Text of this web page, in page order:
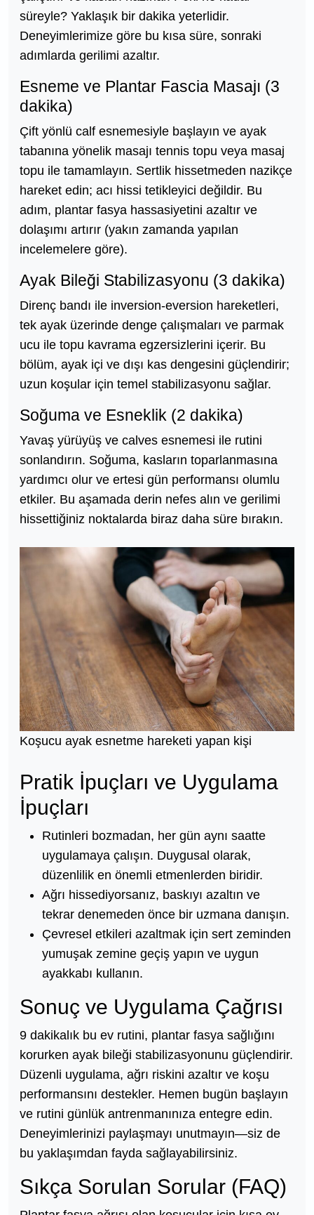
süreyle? Yaklaşık bir dakika yeterlidir.
Deneyimlerimize göre bu kısa süre, sonraki
adımlarda gerilimi azaltır.
Esneme ve Plantar Fascia Masajı (3
dakika)
Çift yönlü calf esnemesiyle başlayın ve ayak
tabanına yönelik masajı tennis topu veya masaj
topu ile tamamlayın. Sertlik hissetmeden nazikçe
hareket edin; acı hissi tetikleyici değildir. Bu
adım, plantar fasya hassasiyetini azaltır ve
dolaşımı artırır (yakın zamanda yapılan
incelemelere göre).
Ayak Bileği Stabilizasyonu (3 dakika)
Direnç bandı ile inversion-eversion hareketleri,
tek ayak üzerinde denge çalışmaları ve parmak
ucu ile topu kavrama egzersizlerini içerir. Bu
bölüm, ayak içi ve dışı kas dengesini güçlendirir;
uzun koşular için temel stabilizasyonu sağlar.
Soğuma ve Esneklik (2 dakika)
Yavaş yürüyüş ve calves esnemesi ile rutini
sonlandırın. Soğuma, kasların toparlanmasına
yardımcı olur ve ertesi gün performansı olumlu
etkiler. Bu aşamada derin nefes alın ve gerilimi
hissettiğiniz noktalarda biraz daha süre bırakın.
Koşucu ayak esnetme hareketi yapan kişi
Pratik İpuçları ve Uygulama
İpuçları
Rutinleri bozmadan, her gün aynı saatte
uygulamaya çalışın. Duygusal olarak,
düzenlilik en önemli etmenlerden biridir.
Ağrı hissediyorsanız, baskıyı azaltın ve
tekrar denemeden önce bir uzmana danışın.
Çevresel etkileri azaltmak için sert zeminden
yumuşak zemine geçiş yapın ve uygun
ayakkabı kullanın.
Sonuç ve Uygulama Çağrısı
9 dakikalık bu ev rutini, plantar fasya sağlığını
korurken ayak bileği stabilizasyonunu güçlendirir.
Düzenli uygulama, ağrı riskini azaltır ve koşu
performansını destekler. Hemen bugün başlayın
ve rutini günlük antrenmanınıza entegre edin.
Deneyimlerinizi paylaşmayı unutmayın—siz de
bu yaklaşımdan fayda sağlayabilirsiniz.
Sıkça Sorulan Sorular (FAQ)